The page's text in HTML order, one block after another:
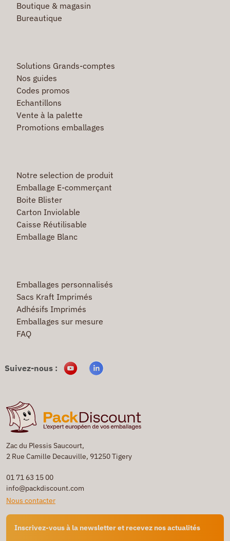
Zac du Plessis Saucourt,
2 Rue Camille Decauville, 91250 Tigery
01 71 63 15 00
info@packdiscount.com
Nous contacter
Inscrivez-vous à la newsletter et recevez nos actualités
Boutique & magasin
Bureautique
Solutions Grands-comptes
Nos guides
Codes promos
Echantillons
Vente à la palette
Promotions emballages
Notre selection de produit
Emballage E-commerçant
Boite Blister
Carton Inviolable
Caisse Réutilisable
Emballage Blanc
Emballages personnalisés
Sacs Kraft Imprimés
Adhésifs Imprimés
Emballages sur mesure
FAQ
Suivez-nous :